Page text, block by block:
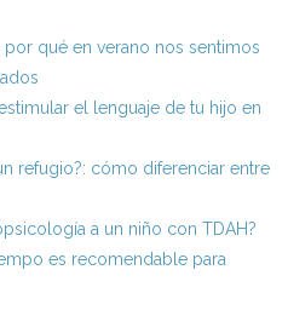
qué en verano nos sentimos
el lenguaje de tu hijo en
refugio?: cómo diferenciar entre
a un niño con TDAH?
es recomendable para